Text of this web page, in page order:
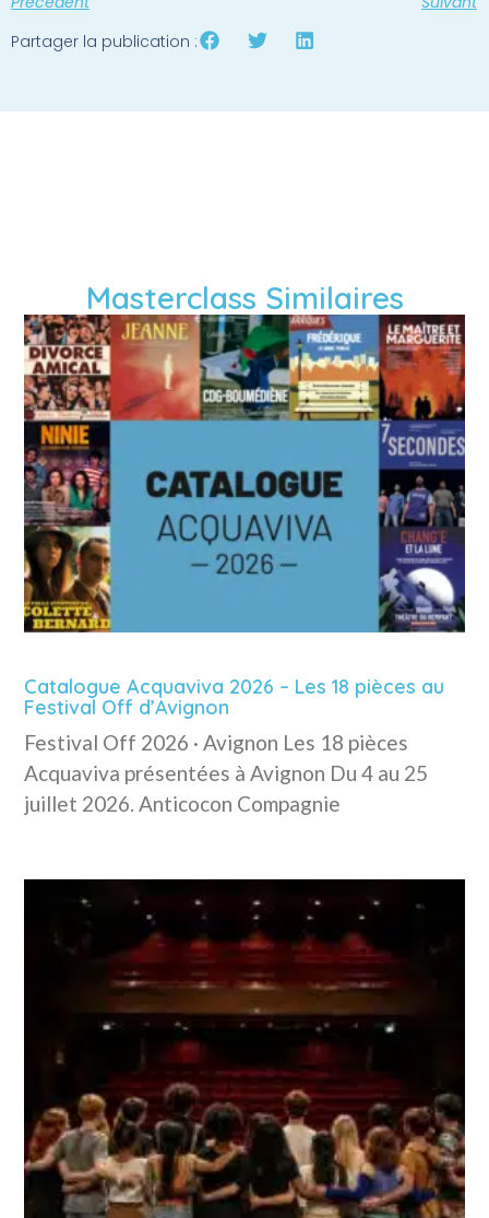
Partager la publication :
Masterclass Similaires
Catalogue Acquaviva 2026 – Les 18 pièces au
Festival Off d’Avignon
Festival Off 2026 · Avignon Les 18 pièces
Acquaviva présentées à Avignon Du 4 au 25
juillet 2026. Anticocon Compagnie